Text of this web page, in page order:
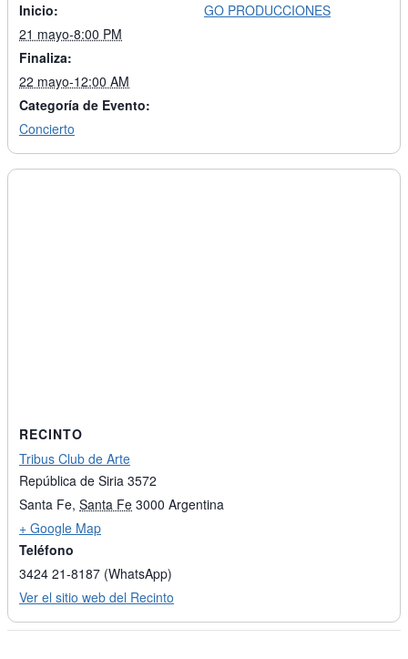
Inicio:
21 mayo-8:00 PM
Finaliza:
22 mayo-12:00 AM
Categoría de Evento:
Concierto
GO PRODUCCIONES
RECINTO
Tribus Club de Arte
República de Siria 3572
Santa Fe, Santa Fe 3000 Argentina
+ Google Map
Teléfono
3424 21-8187 (WhatsApp)
Ver el sitio web del Recinto